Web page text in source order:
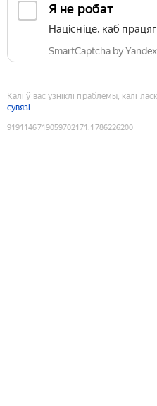
Я не робат
Націсніце, каб
SmartCaptcha by
Калі ў вас узніклі праблемы, калі
сувязі
9191146719059702171 :1786226200